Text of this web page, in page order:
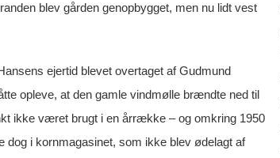
blev gården genopbygget, men nu lidt vest
ejertid blevet overtaget af Gudmund
opleve, at den gamle vindmølle brændte ned til
ikke været brugt i en årrække – og omkring 1950
dog i kornmagasinet, som ikke blev ødelagt af